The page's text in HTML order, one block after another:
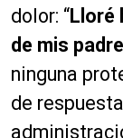
dolor: “Lloré
de mis
ninguna
de